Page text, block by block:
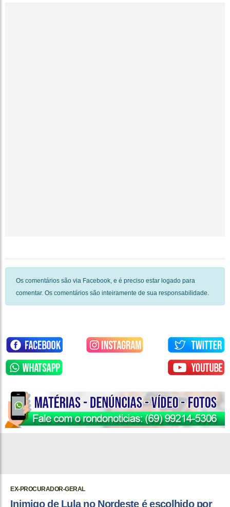
Os comentários são via Facebook, e é preciso estar logado para
comentar. Os comentários são inteiramente de sua responsabilidade.
EX-PROCURADOR-GERAL
Inimigo de Lula no Nordeste é escolhido por